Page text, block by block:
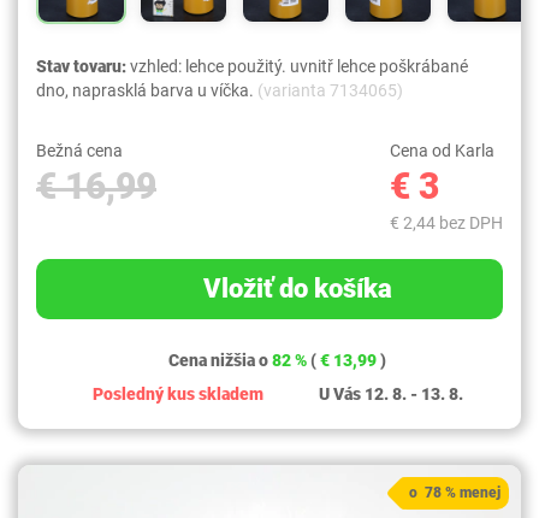
Stav tovaru:vzhled: lehce použitý. uvnitř lehce poškrábané
dno, naprasklá barva u víčka. (varianta 7134065)
Bežná cena
€ 16,99
Cena od Karla
€ 3
€ 2,44 bez DPH
Vložiť do košíka
Cena nižšia o82 % (€ 13,99)
Posledný kus skladem
U Vás 12. 8. - 13. 8.
o 78 % menej